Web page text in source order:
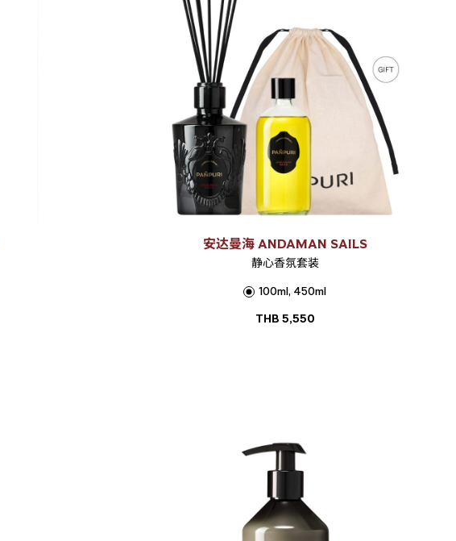
安达曼海 ANDAMAN SAILS
静心香氛套装
100ml, 450ml
THB5,550